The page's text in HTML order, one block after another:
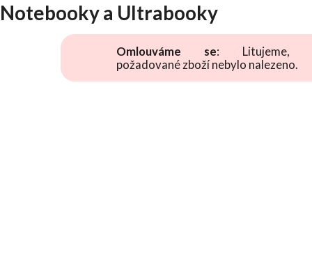
Notebooky a Ultrabooky
Omlouváme se: Litujeme,
požadované zboží nebylo nalezeno.